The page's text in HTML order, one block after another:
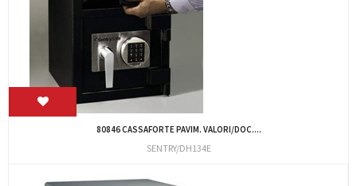
80846 CASSAFORTE PAVIM. VALORI/DOC....
SENTRY/DH134E